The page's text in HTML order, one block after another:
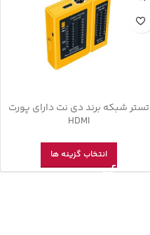
تستر شبکه برند دی نت دارای پورت
HDMI
انتخاب گزینه ها